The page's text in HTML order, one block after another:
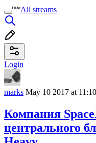
All streams
Login
marks May 10 2017 at 11:10
Компания
центрального